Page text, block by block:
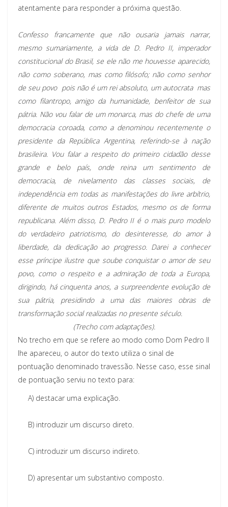
atentamente para responder a próxima questão.
Confesso francamente que não ousaria jamais narrar,
mesmo sumariamente, a vida de D. Pedro II, imperador
constitucional do Brasil, se ele não me houvesse aparecido,
não como soberano, mas como filósofo; não como senhor
de seu povo  pois não é um rei absoluto, um autocrata  mas
como filantropo, amigo da humanidade, benfeitor de sua
pátria. Não vou falar de um monarca, mas do chefe de uma
democracia coroada, como a denominou recentemente o
presidente da República Argentina, referindo-se à nação
brasileira. Vou falar a respeito do primeiro cidadão desse
grande e belo país, onde reina um sentimento de
democracia, de nivelamento das classes sociais, de
independência em todas as manifestações do livre arbítrio,
diferente de muitos outros Estados, mesmo os de forma
republicana. Além disso, D. Pedro II é o mais puro modelo
do verdadeiro patriotismo, do desinteresse, do amor à
liberdade, da dedicação ao progresso. Darei a conhecer
esse príncipe ilustre que soube conquistar o amor de seu
povo, como o respeito e a admiração de toda a Europa,
dirigindo, há cinquenta anos, a surpreendente evolução de
sua pátria, presidindo a uma das maiores obras de
transformação social realizadas no presente século.
(Trecho com adaptações).
No trecho em que se refere ao modo como Dom Pedro II
lhe apareceu, o autor do texto utiliza o sinal de
pontuação denominado travessão. Nesse caso, esse sinal
de pontuação serviu no texto para:
A) destacar uma explicação.
B) introduzir um discurso direto.
C) introduzir um discurso indireto.
D) apresentar um substantivo composto.